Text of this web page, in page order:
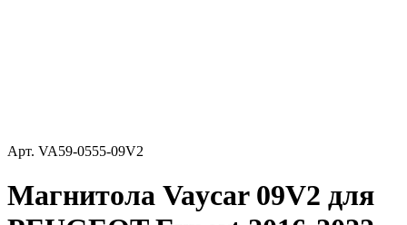
Арт. VA59-0555-09V2
Магнитола Vaycar 09V2 для